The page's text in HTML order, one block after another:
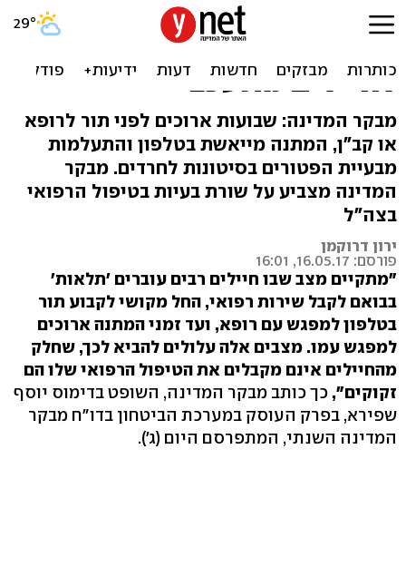
77% מהחרדים שנבדקו קיבלו
פטור נפשי, טיפול רפואי
לחיילים מתעכב
מבקר המדינה: שבועות ארוכים לפני תור לרופא
או קב"ן, המתנה מייאשת בטלפון והתעלמות
מבעיית הפטורים בסיטונות לחרדים. מבקר
המדינה מצביע על שורת בעיות בטיפול הרפואי
בצה"ל
ירון דרוקמן
פורסם: 16.05.17, 16:01
"מתקיים מצב שבו חיילים רבים עוברים 'תלאות'
בבואם לקבל שירות רפואי, החל מקושי לקבוע תור
בטלפון למפגש עם רופא, ועד זמני המתנה ארוכים
למפגש עמו. מצבים אלה עלולים להביא לכך, שחלק
מהחיילים אינם מקבלים את הטיפול הרפואי שלו הם
זקוקים", כך כותב מבקר המדינה, השופט בדימוס יוסף
שפירא, בפרק העוסק במערכת הביטחון בדו"ח מבקר
המדינה השנתי, המתפרסם היום (ג').